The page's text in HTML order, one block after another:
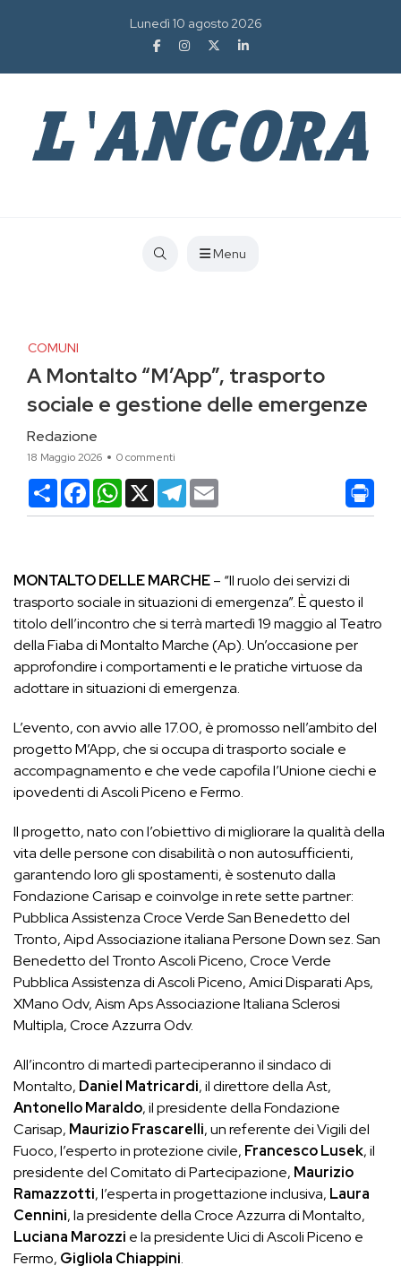
Lunedì 10 agosto 2026
Menu
COMUNI
A Montalto “M’App”, trasporto
sociale e gestione delle emergenze
Redazione
18 Maggio 2026 0 commenti
CondividiFacebookWhatsApp
X Telegram
MONTALTO DELLE MARCHE– “Il ruolo dei servizi di
trasporto sociale in situazioni di emergenza”. È questo il
titolo dell’incontro che si terrà martedì 19 maggio al Teatro
della Fiaba di Montalto Marche (Ap). Un’occasione per
approfondire i comportamenti e le pratiche virtuose da
adottare in situazioni di emergenza.
L’evento, con avvio alle 17.00, è promosso nell’ambito del
progetto M’App, che si occupa di trasporto sociale e
accompagnamento e che vede capofila l’Unione ciechi e
ipovedenti di Ascoli Piceno e Fermo.
Il progetto, nato con l’obiettivo di migliorare la qualità della
vita delle persone con disabilità o non autosufficienti,
garantendo loro gli spostamenti, è sostenuto dalla
Fondazione Carisap e coinvolge in rete sette partner:
Pubblica Assistenza Croce Verde San Benedetto del
Tronto, Aipd Associazione italiana Persone Down sez. San
Benedetto del Tronto Ascoli Piceno, Croce Verde
Pubblica Assistenza di Ascoli Piceno, Amici Disparati Aps,
XMano Odv, Aism Aps Associazione Italiana Sclerosi
Multipla, Croce Azzurra Odv.
All’incontro di martedì parteciperanno il sindaco di
Montalto, Daniel Matricardi, il direttore della Ast,
Antonello Maraldo, il presidente della Fondazione
Carisap, Maurizio Frascarelli, un referente dei Vigili del
Fuoco, l’esperto in protezione civile, Francesco Lusek, il
presidente del Comitato di Partecipazione, Maurizio
Ramazzotti, l’esperta in progettazione inclusiva, Laura
Cennini, la presidente della Croce Azzurra di Montalto,
Luciana Marozzi e la presidente Uici di Ascoli Piceno e
Fermo, Gigliola Chiappini.